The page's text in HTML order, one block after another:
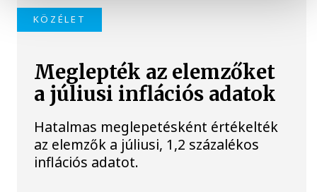
KÖZÉLET
Meglepték az elemzőket
a júliusi inflációs adatok
Hatalmas meglepetésként értékelték
az elemzők a júliusi, 1,2 százalékos
inflációs adatot.